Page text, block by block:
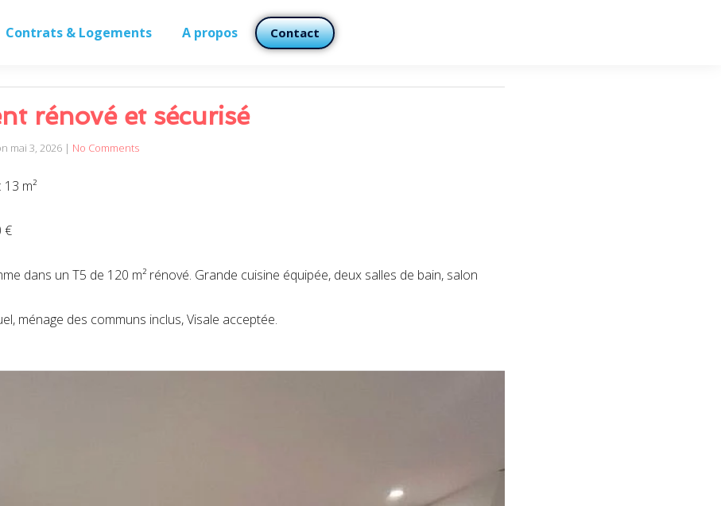
Contrats & Logements A propos Contact
ménage des communs inclus, Visale acceptée.
rénové et sécurisé
mai 3, 2026 | No Comments
m²
€
dans un T5 de 120 m² rénové. Grande cuisine équipée, deux salles de bain, salon
ménage des communs inclus, Visale acceptée.